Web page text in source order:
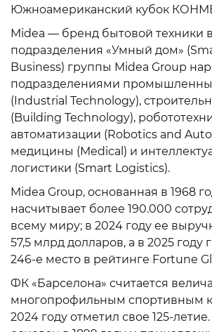
Южноамериканский кубок
Midea — бренд бытовой техники
подразделения «Умный дом»
Business) группы Midea Group
подразделениями
(Industrial Technology),
(Building Technology),
автоматизации (Robotics and
медицины (Medical) и
логистики (Smart Logistics).
Midea Group, основанная в 1968
насчитывает более 190.000
всему миру; в 2024 году ее
57,5 млрд долларов, а в 2025 году
246-е место в рейтинге Fortune
ФК «Барселона» считается
многопрофильным спортивным
2024 году отметил свое 125-